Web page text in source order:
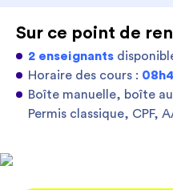
Sur ce point de
2 enseignants
Horaire des cours :
Boîte manuelle, boîte
Permis classique, CPF,